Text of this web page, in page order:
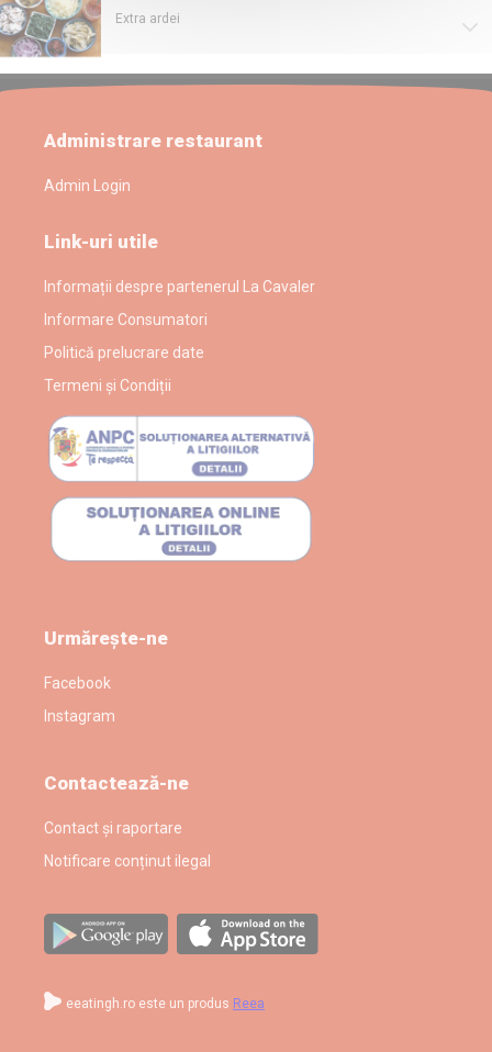
Extra ardei
Administrare restaurant
Admin Login
Link-uri utile
Informații despre partenerul La Cavaler
Informare Consumatori
Politică prelucrare date
Termeni și Condiții
Urmărește-ne
Facebook
Instagram
Contactează-ne
Contact și raportare
Notificare conținut ilegal
eeatingh.ro este un produs Reea